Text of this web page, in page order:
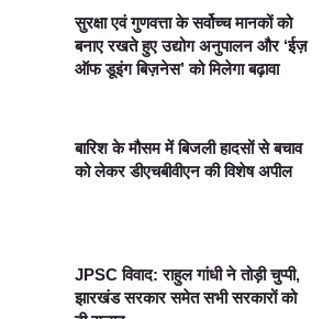
सुरक्षा एवं गुणवत्ता के सर्वोच्च मानकों को
बनाए रखते हुए उद्योग अनुपालन और ‘ईज़
ऑफ डूइंग बिज़नेस’ को मिलेगा बढ़ावा
बारिश के मौसम में बिजली हादसों से बचाव
को लेकर डीएचबीवीएन की विशेष अपील
JPSC विवाद: राहुल गांधी ने तोड़ी चुप्पी,
झारखंड सरकार समेत सभी सरकारों को